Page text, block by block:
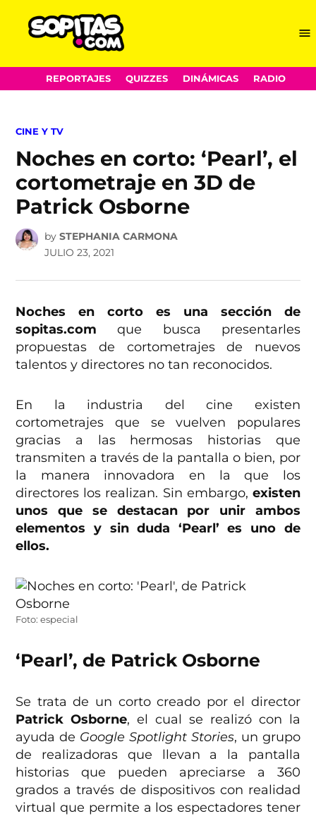
Skip
to
REPORTAJES QUIZZES DINÁMICAS RADIO
POSTED
CINE Y TV
Noches en corto: ‘Pearl’, el
cortometraje en 3D de
Patrick Osborne
by STEPHANIA CARMONA
JULIO 23, 2021
Noches en corto es una sección de
sopitas.com que busca presentarles
propuestas de cortometrajes de nuevos
talentos y directores no tan reconocidos.
En la industria del cine existen
cortometrajes que se vuelven populares
gracias a las hermosas historias que
transmiten a través de la pantalla o bien, por
la manera innovadora en la que los
directores los realizan. Sin embargo, existen
unos que se destacan por unir ambos
elementos y sin duda ‘Pearl’ es uno de
ellos.
Foto: especial
‘Pearl’, de Patrick Osborne
Se trata de un corto creado por el director
Patrick Osborne, el cual se realizó con la
ayuda de Google Spotlight Stories, un grupo
de realizadoras que llevan a la pantalla
historias que pueden apreciarse a 360
grados a través de dispositivos con realidad
virtual que permite a los espectadores tener